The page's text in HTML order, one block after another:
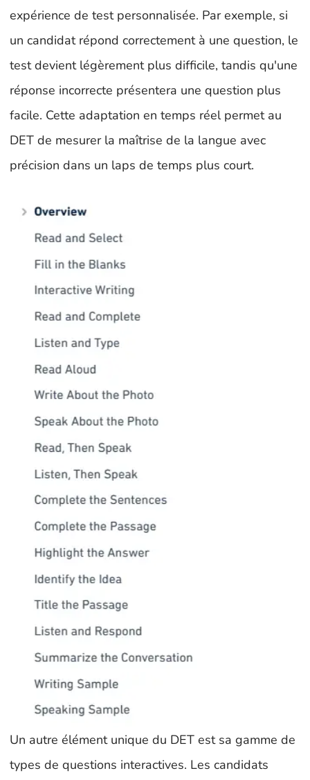
expérience de test personnalisée. Par exemple, si
un candidat répond correctement à une question, le
test devient légèrement plus difficile, tandis qu'une
réponse incorrecte présentera une question plus
facile. Cette adaptation en temps réel permet au
DET de mesurer la maîtrise de la langue avec
précision dans un laps de temps plus court.
Un autre élément unique du DET est sa gamme de
types de questions interactives. Les candidats